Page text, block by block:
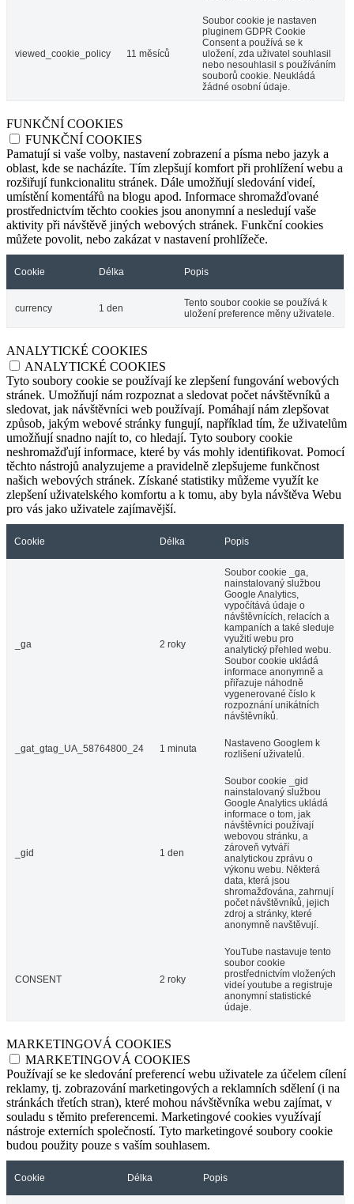
viewed_cookie_policy 11 měsíců
Soubor cookie je nastaven
pluginem GDPR Cookie
Consent a používá se k
uložení, zda uživatel souhlasil
nebo nesouhlasil s používáním
souborů cookie. Neukládá
žádné osobní údaje.
FUNKČNÍ COOKIES
FUNKČNÍ COOKIES
Pamatují si vaše volby, nastavení zobrazení a písma nebo jazyk a
oblast, kde se nacházíte. Tím zlepšují komfort při prohlížení webu a
rozšiřují funkcionalitu stránek. Dále umožňují sledování videí,
umístění komentářů na blogu apod. Informace shromažďované
prostřednictvím těchto cookies jsou anonymní a nesledují vaše
aktivity při návštěvě jiných webových stránek. Funkční cookies
můžete povolit, nebo zakázat v nastavení prohlížeče.
Cookie Délka Popis
currency 1 den
Tento soubor cookie se používá k
uložení preference měny uživatele.
ANALYTICKÉ COOKIES
ANALYTICKÉ COOKIES
Tyto soubory cookie se používají ke zlepšení fungování webových
stránek. Umožňují nám rozpoznat a sledovat počet návštěvníků a
sledovat, jak návštěvníci web používají. Pomáhají nám zlepšovat
způsob, jakým webové stránky fungují, například tím, že uživatelům
umožňují snadno najít to, co hledají. Tyto soubory cookie
neshromažďují informace, které by vás mohly identifikovat. Pomocí
těchto nástrojů analyzujeme a pravidelně zlepšujeme funkčnost
našich webových stránek. Získané statistiky můžeme využít ke
zlepšení uživatelského komfortu a k tomu, aby byla návštěva Webu
pro vás jako uživatele zajímavější.
Cookie Délka Popis
_ga 2 roky
Soubor cookie _ga,
nainstalovaný službou
Google Analytics,
vypočítává údaje o
návštěvnících, relacích a
kampaních a také sleduje
využití webu pro
analytický přehled webu.
Soubor cookie ukládá
informace anonymně a
přiřazuje náhodně
vygenerované číslo k
rozpoznání unikátních
návštěvníků.
_gat_gtag_UA_58764800_24 1 minuta
Nastaveno Googlem k
rozlišení uživatelů.
_gid 1 den
Soubor cookie _gid
nainstalovaný službou
Google Analytics ukládá
informace o tom, jak
návštěvníci používají
webovou stránku, a
zároveň vytváří
analytickou zprávu o
výkonu webu. Některá
data, která jsou
shromažďována, zahrnují
počet návštěvníků, jejich
zdroj a stránky, které
anonymně navštěvují.
CONSENT 2 roky
YouTube nastavuje tento
soubor cookie
prostřednictvím vložených
videí youtube a registruje
anonymní statistické
údaje.
MARKETINGOVÁ COOKIES
MARKETINGOVÁ COOKIES
Používají se ke sledování preferencí webu uživatele za účelem cílení
reklamy, tj. zobrazování marketingových a reklamních sdělení (i na
stránkách třetích stran), které mohou návštěvníka webu zajímat, v
souladu s těmito preferencemi. Marketingové cookies využívají
nástroje externích společností. Tyto marketingové soubory cookie
budou použity pouze s vaším souhlasem.
Cookie Délka Popis